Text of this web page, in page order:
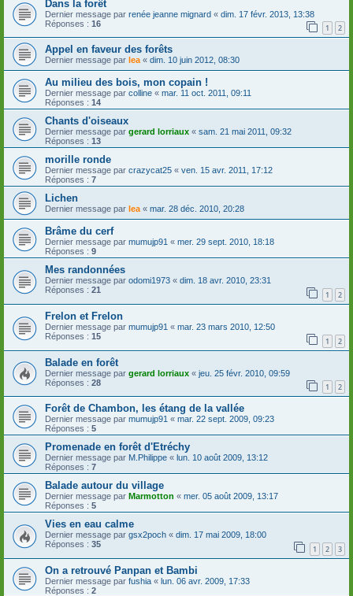
Dans la forêt
Dernier message par renée jeanne mignard « dim. 17 févr. 2013, 13:38
Réponses : 16 1 2
Appel en faveur des forêts
Dernier message par lea« dim. 10 juin 2012, 08:30
Au milieu des bois, mon copain !
Dernier message par colline « mar. 11 oct. 2011, 09:11
Réponses : 14
Chants d'oiseaux
Dernier message par gerard lorriaux « sam. 21 mai 2011, 09:32
Réponses : 13
morille ronde
Dernier message par crazycat25 « ven. 15 avr. 2011, 17:12
Réponses : 7
Lichen
Dernier message par lea« mar. 28 déc. 2010, 20:28
Brâme du cerf
Dernier message par mumujp91 « mer. 29 sept. 2010, 18:18
Réponses : 9
Mes randonnées
Dernier message par odomi1973 « dim. 18 avr. 2010, 23:31
Réponses : 21 1 2
Frelon et Frelon
Dernier message par mumujp91 « mar. 23 mars 2010, 12:50
Réponses : 15 1 2
Balade en forêt
Dernier message par gerard lorriaux « jeu. 25 févr. 2010, 09:59
Réponses : 28 1 2
Forêt de Chambon, les étang de la vallée
Dernier message par mumujp91 « mar. 22 sept. 2009, 09:23
Réponses : 5
Promenade en forêt d'Etréchy
Dernier message par M.Philippe « lun. 10 août 2009, 13:12
Réponses : 7
Balade autour du village
Dernier message par Marmotton « mer. 05 août 2009, 13:17
Réponses : 5
Vies en eau calme
Dernier message par gsx2poch « dim. 17 mai 2009, 18:00
Réponses : 35 1 2 3
On a retrouvé Panpan et Bambi
Dernier message par fushia « lun. 06 avr. 2009, 17:33
Réponses : 2